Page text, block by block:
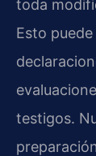
toda
Esto
testigos.